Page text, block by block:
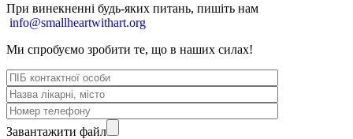
При винекненні будь-яких питань, пишіть нам
info@smallheartwithart.org
Ми спробуємо зробити те, що в наших силах!
Завантажити файл